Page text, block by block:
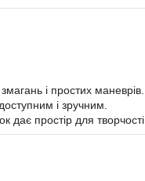
і простих маневрів.
і зручним.
дає простір для творчості.